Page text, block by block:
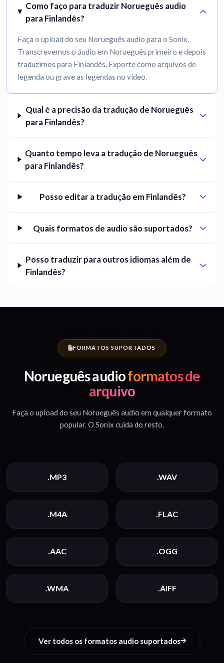
Como faço para traduzir Norueguês audio
para Finlandês?
Faça o upload do seu Norueguês audio para o Sonix.
Transcrevemos o áudio em Norueguês primeiro e depois
traduzimos para Finlandês. Exporte como arquivos de
legenda ou grave as legendas no vídeo.
Qual é a precisão da tradução de Norueguês
para Finlandês?
Quanto tempo leva a tradução de Norueguês
para Finlandês?
Posso editar a tradução em Finlandês?
Quais formatos de audio são suportados?
Posso traduzir para outros idiomas além de
Finlandês?
FORMATOS SUPORTADOS
Norueguês audioformatos de
arquivo
Faça o upload do seu Norueguês audio em qualquer formato
popular. O Sonix cuida do resto.
.MP3 .WAV
.M4A .FLAC
.AAC .OGG
.WMA .AIFF
Ver todos os formatos audio suportados